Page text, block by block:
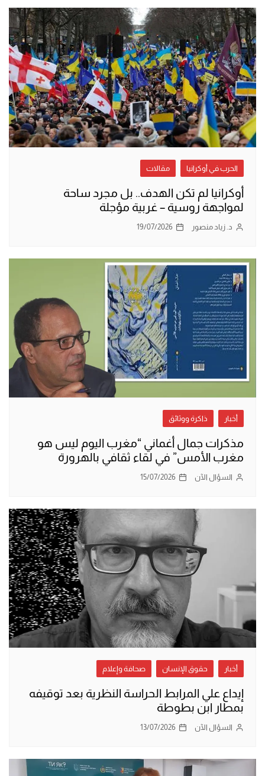
الحرب في أوكرانيا مقالات
أوكرانيا لم تكن الهدف.. بل مجرد ساحة
لمواجهة روسية – غربية مؤجلة
د. زياد منصور 19/07/2026
أخبار ذاكرة ووثائق
مذكرات جمال أغماني “مغرب اليوم ليس هو
مغرب الأمس” في لقاء ثقافي بالهرورة
السؤال الآن 15/07/2026
أخبار حقوق الإنسان صحافة وإعلام
إيداع علي المرابط الحراسة النظرية بعد توقيفه
بمطار ابن بطوطة
السؤال الآن 13/07/2026